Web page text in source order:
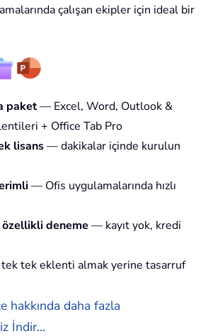
çalışan ekipler için ideal bir
paket— Excel, Word, Outlook &
+ Office Tab Pro
lisans— dakikalar içinde kurulun
— Ofis uygulamalarında hızlı
deneme — kayıt yok, kredi
tek eklenti almak yerine tasarruf
hakkında daha fazla
İndir...